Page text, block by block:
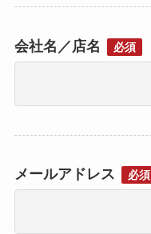
会社名／店名 必須
メールアドレス 必須